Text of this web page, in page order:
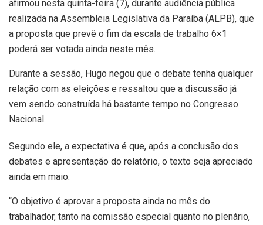
afirmou nesta quinta-feira (7), durante audiência pública
realizada na Assembleia Legislativa da Paraíba (ALPB), que
a proposta que prevê o fim da escala de trabalho 6×1
poderá ser votada ainda neste mês.
Durante a sessão, Hugo negou que o debate tenha qualquer
relação com as eleições e ressaltou que a discussão já
vem sendo construída há bastante tempo no Congresso
Nacional.
Segundo ele, a expectativa é que, após a conclusão dos
debates e apresentação do relatório, o texto seja apreciado
ainda em maio.
“O objetivo é aprovar a proposta ainda no mês do
trabalhador, tanto na comissão especial quanto no plenário,